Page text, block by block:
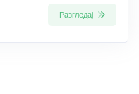
Разгледај